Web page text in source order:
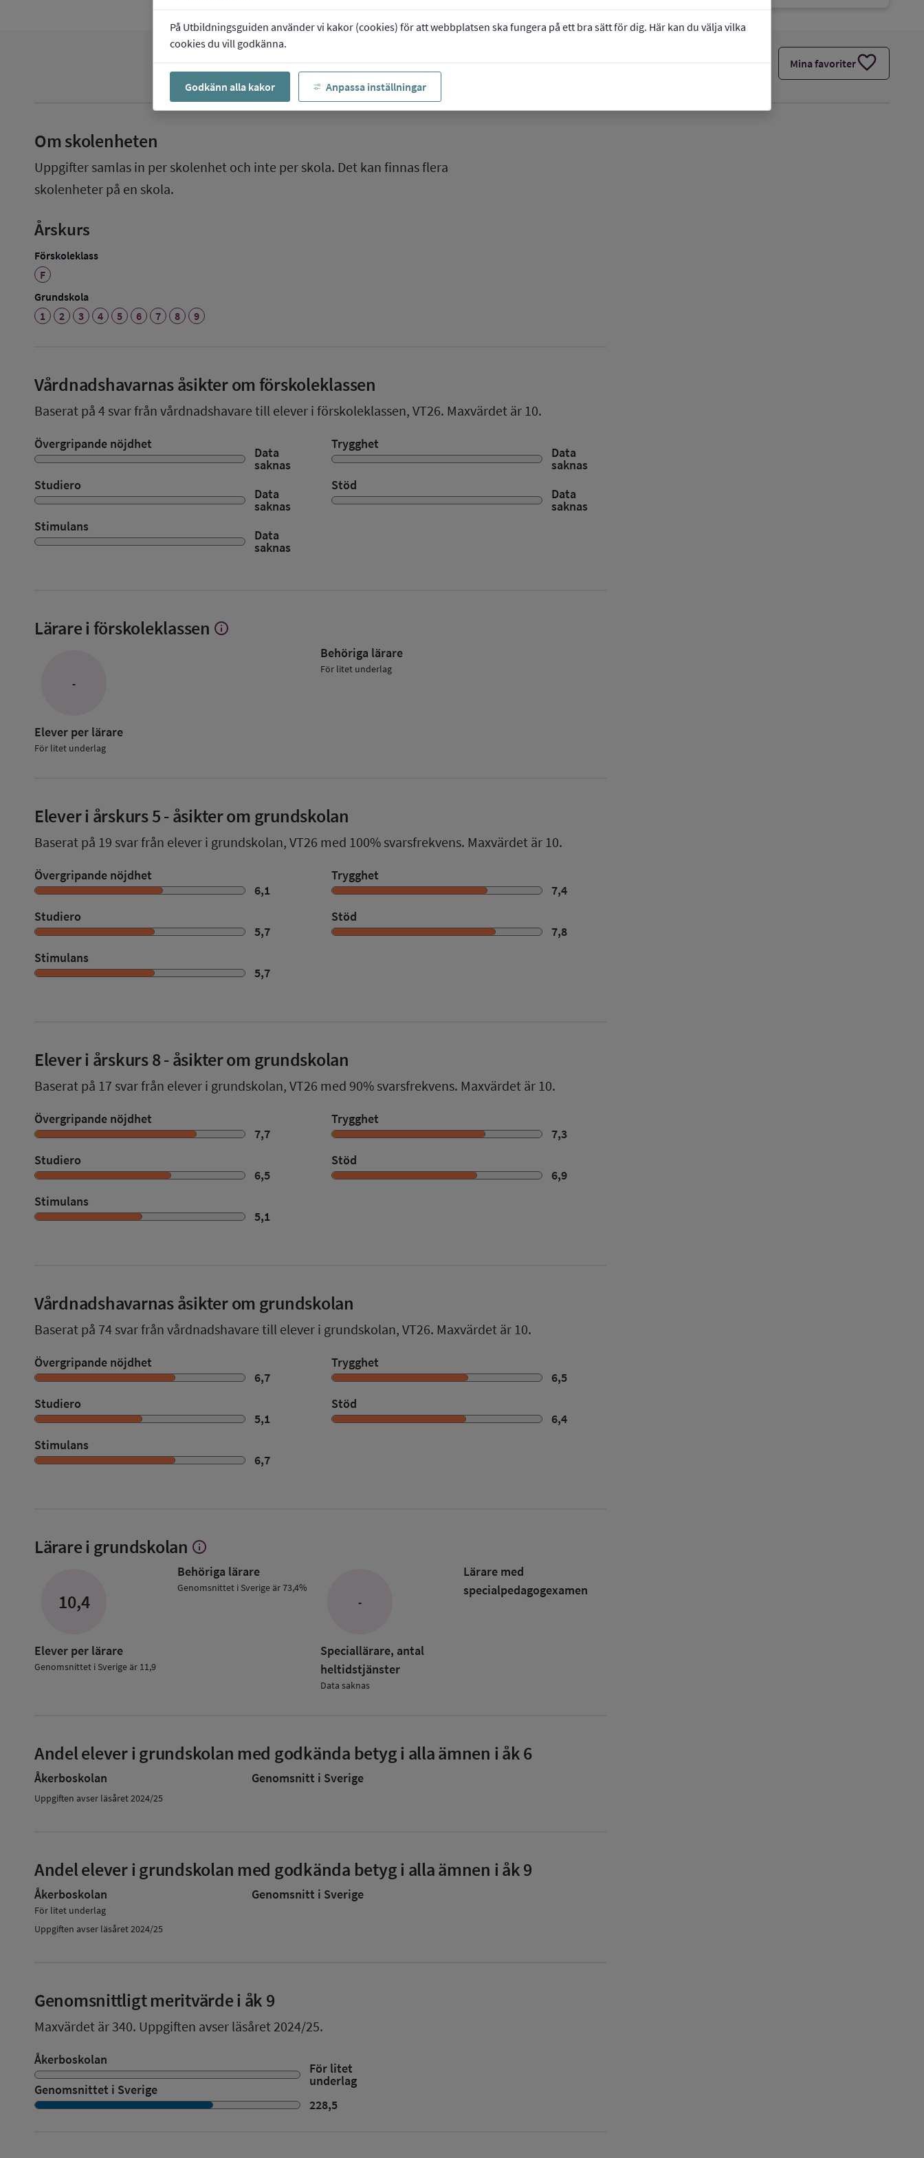
På Utbildningsguiden använder vi kakor (cookies) för att webbplatsen ska fungera på ett bra sätt för dig. Här kan du välja vilka
cookies du vill godkänna.
Godkänn alla kakor Anpassa inställningar
Mina favoriterfavorite
Om skolenheten
Uppgifter samlas in per skolenhet och inte per skola. Det kan finnas flera
skolenheter på en skola.
Årskurs
Förskoleklass
F
Grundskola
1
2 3 4 5 6 7 8 9
Vårdnadshavarnas åsikter om förskoleklassen
Baserat på 4 svar från vårdnadshavare till elever i förskoleklassen, VT26. Maxvärdet är 10.
Övergripande nöjdhet
Data
saknas
Trygghet
Data
saknas
Studiero
Data
saknas
Stöd
Data
saknas
Stimulans
Data
saknas
Lärare i förskoleklassen Visa
info
-
Elever per lärare
För litet underlag
Behöriga lärare
För litet underlag
Elever i årskurs 5- åsikter om grundskolan
Baserat på 19 svar från elever i grundskolan, VT26 med 100% svarsfrekvens. Maxvärdet är 10.
Övergripande nöjdhet
6,1
Trygghet
7,4
Studiero
5,7
Stöd
7,8
Stimulans
5,7
Elever i årskurs 8- åsikter om grundskolan
Baserat på 17 svar från elever i grundskolan, VT26 med 90% svarsfrekvens. Maxvärdet är 10.
Övergripande nöjdhet
7,7
Trygghet
7,3
Studiero
6,5
Stöd
6,9
Stimulans
5,1
Vårdnadshavarnas åsikter om grundskolan
Baserat på 74 svar från vårdnadshavare till elever i grundskolan, VT26. Maxvärdet är 10.
Övergripande nöjdhet
6,7
Trygghet
6,5
Studiero
5,1
Stöd
6,4
Stimulans
6,7
Lärare i grundskolan Visa
om
Lärare
info
10,4
Elever per lärare
Genomsnittet i Sverige är 11,9
Behöriga lärare
Genomsnittet i Sverige är 73,4%
-
Speciallärare, antal
heltidstjänster
Data saknas
Lärare med
specialpedagog­examen
Andel elever i grundskolan med godkända betyg i alla ämnen i åk 6
Åkerboskolan Genomsnitt i Sverige
Uppgiften avser läsåret 2024/25
Andel elever i grundskolan med godkända betyg i alla ämnen i åk 9
Åkerboskolan
För litet underlag
Genomsnitt i Sverige
Uppgiften avser läsåret 2024/25
Genomsnittligt meritvärde i åk 9
Maxvärdet är 340. Uppgiften avser läsåret 2024/25.
Åkerboskolan
För litet
underlag
Genomsnittet i Sverige
228,5